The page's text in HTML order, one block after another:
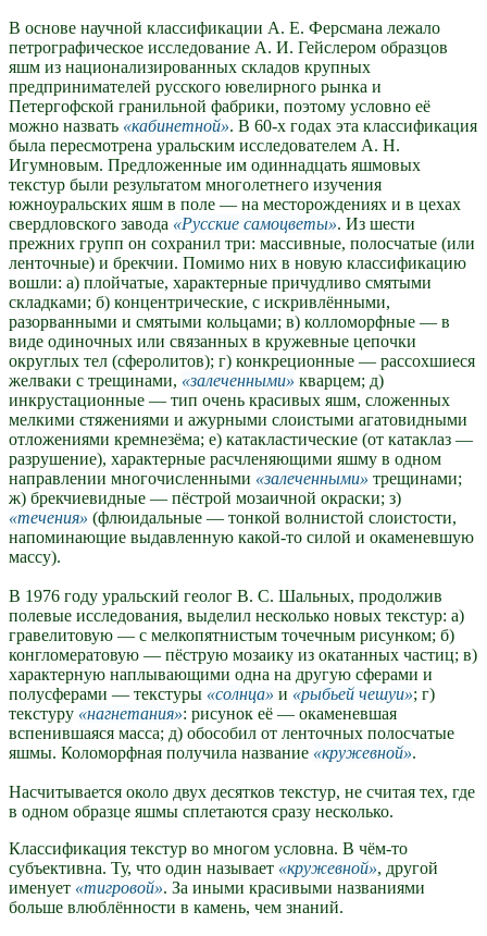
В основе научной классификации А. Е. Ферсмана лежало
петрографическое исследование А. И. Гейслером образцов
яшм из национализированных складов крупных
предпринимателей русского ювелирного рынка и
Петергофской гранильной фабрики, поэтому условно её
можно назвать
кабинетной . В 60-х годах эта классификация
была пересмотрена уральским исследователем А. Н.
Игумновым. Предложенные им одиннадцать яшмовых
текстур были результатом многолетнего изучения
южноуральских яшм в поле — на месторождениях и в цехах
свердловского завода
Русские самоцветы . Из шести
прежних групп он сохранил три: массивные, полосчатые (или
ленточные) и брекчии. Помимо них в новую классификацию
вошли: а) плойчатые, характерные причудливо смятыми
складками; б) концентрические, с искривлёнными,
разорванными и смятыми кольцами; в) колломорфные — в
виде одиночных или связанных в кружевные цепочки
округлых тел (сферолитов); г) конкреционные — рассохшиеся
желваки с трещинами,
залеченными
кварцем; д)
инкрустационные — тип очень красивых яшм, сложенных
мелкими стяжениями и ажурными слоистыми агатовидными
отложениями кремнезёма; е) катакластические (от катаклаз —
разрушение), характерные расчленяющими яшму в одном
направлении многочисленными
залеченными
трещинами;
ж) брекчиевидные — пёстрой мозаичной окраски; з)
течения
(флюидальные — тонкой волнистой слоистости,
напоминающие выдавленную какой-то силой и окаменевшую
массу).
В 1976 году уральский геолог В. С. Шальных, продолжив
полевые исследования, выделил несколько новых текстур: а)
гравелитовую — с мелкопятнистым точечным рисунком; б)
конгломератовую — пёструю мозаику из окатанных частиц; в)
характерную наплывающими одна на другую сферами и
полусферами — текстуры
солнца и рыбьей чешуи ; г)
текстуру
нагнетания : рисунок её — окаменевшая
вспенившаяся масса; д) обособил от ленточных полосчатые
яшмы. Коломорфная получила название
кружевной .
Насчитывается около двух десятков текстур, не считая тех, где
в одном образце яшмы сплетаются сразу несколько.
Классификация текстур во многом условна. В чём-то
субъективна. Ту, что один называет
кружевной , другой
именует
тигровой . За иными красивыми названиями
больше влюблённости в камень, чем знаний.